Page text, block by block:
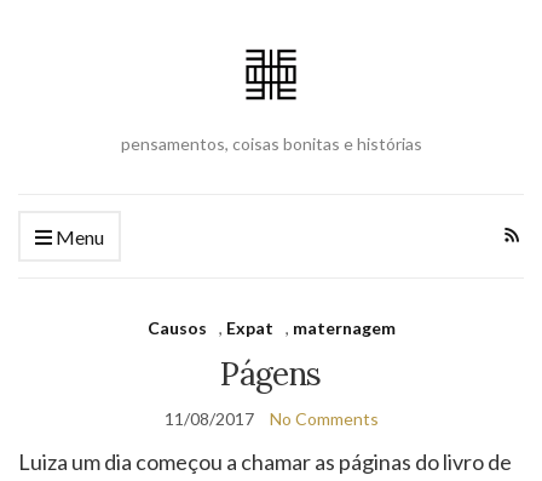
pensamentos, coisas bonitas e histórias
Menu
Causos , Expat , maternagem
Págens
11/08/2017 No Comments
Luiza um dia começou a chamar as páginas do livro de